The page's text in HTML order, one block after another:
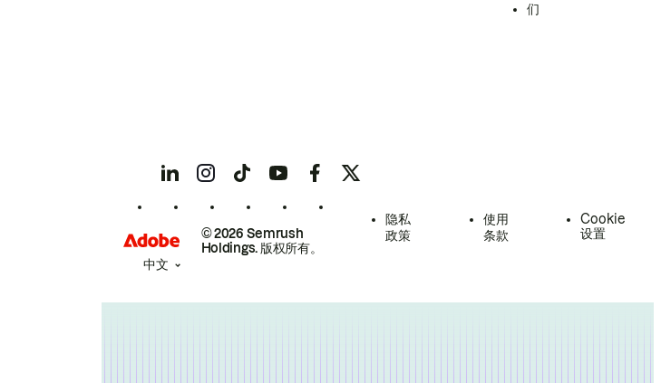
们
© 2026 Semrush
Holdings. 版权所有。
隐私
政策
使用
条款
Cookie
设置
中文